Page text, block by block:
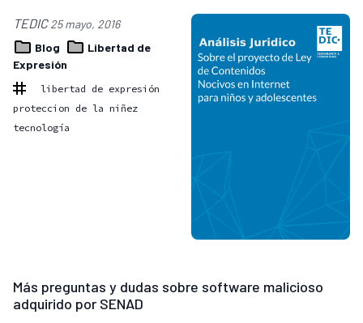
TEDIC25 mayo, 2016
Blog
Libertad de
Expresión
libertad de expresión
proteccion de la niñez
tecnología
Más preguntas y dudas sobre software malicioso
adquirido por SENAD